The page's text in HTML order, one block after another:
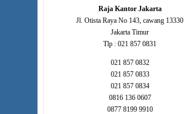
Raja Kantor Jakarta
Jl. Otista Raya No 143, cawang 13330
Jakarta Timur
Tlp : 021 857 0831
021 857 0832
021 857 0833
021 857 0834
0816 136 0607
0877 8199 9910